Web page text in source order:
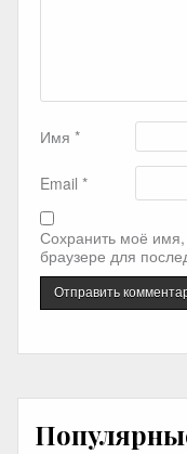
Имя *
Email *
Сохранить моё
браузере для